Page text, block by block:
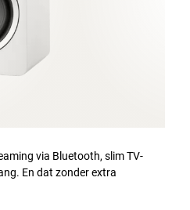
via Bluetooth, slim TV-
En dat zonder extra